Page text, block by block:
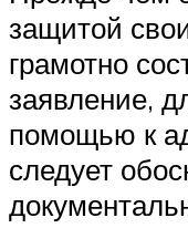
защитой
грамотно
заявление,
помощью к
следует